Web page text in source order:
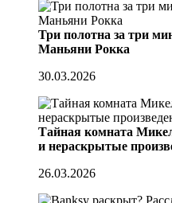
Три полотна за три
Маньяни Рокка
30.03.2026
Тайная комната
и нераскрытые
26.03.2026